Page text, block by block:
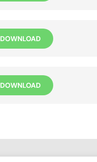
DOWNLOAD
DOWNLOAD